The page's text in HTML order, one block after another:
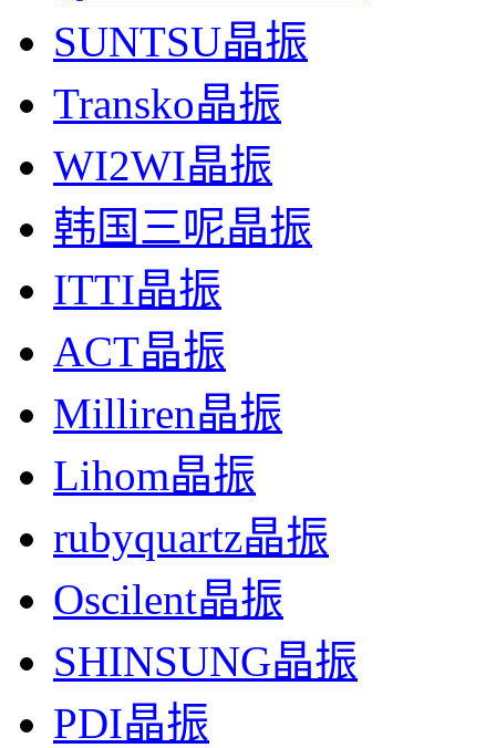
SUNTSU晶振
Transko晶振
WI2WI晶振
韩国三呢晶振
ITTI晶振
ACT晶振
Milliren晶振
Lihom晶振
rubyquartz晶振
Oscilent晶振
SHINSUNG晶振
PDI晶振